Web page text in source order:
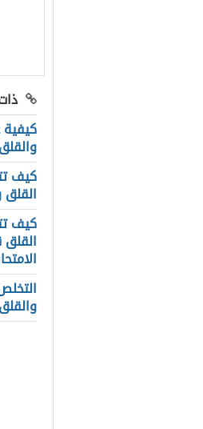
كيفية
والقلق
كيف
كيف